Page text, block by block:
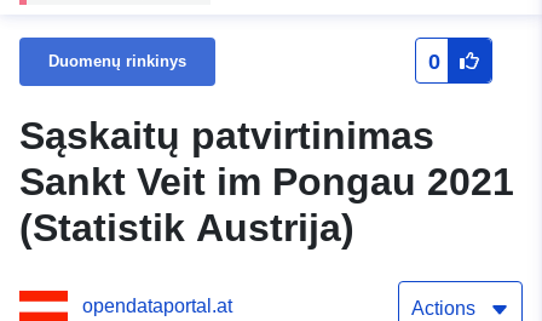
Duomenų rinkinys 0
Sąskaitų patvirtinimas
Sankt Veit im Pongau 2021
(Statistik Austrija)
opendataportal.at Actions